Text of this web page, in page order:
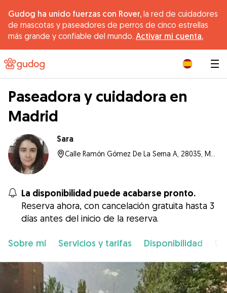
Gudog ha unido fuerzas con Rover, la red de cuidadores
de mascotas y paseadores de perros de cinco estrellas
más grande y confiable del mundo. Activar mi cuenta.
Paseadora y cuidadora en
Madrid
Sara
La disponibilidad puede acabarse pronto.
Reserva ahora, con cancelación gratuita hasta 3
días antes del inicio de la reserva.
Sobre mí Servicios y tarifas Disponibilidad